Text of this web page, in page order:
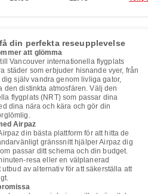
din perfekta reseupplevelse
att glömma
Vancouver internationella flygplats
städer som erbjuder hisnande vyer, från
själv vandra genom livliga gator,
den distinkta atmosfären. Välj den
flygplats (NRT) som passar dina
dina nära och kära och gör din
Airpaz
din bästa plattform för att hitta de
gränssnitt hjälper Airpaz dig
passar ditt schema och din budget.
resa eller en välplanerad
av alternativ för att säkerställa att